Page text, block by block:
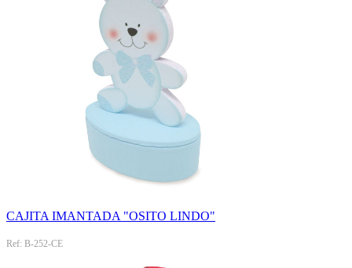
CAJITA IMANTADA "OSITO LINDO"
Ref: B-252-CE